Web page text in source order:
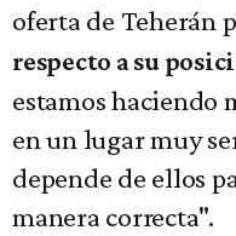
oferta de Teherán
respecto a su
estamos haciendo
en un lugar muy
depende de ellos
manera correcta".